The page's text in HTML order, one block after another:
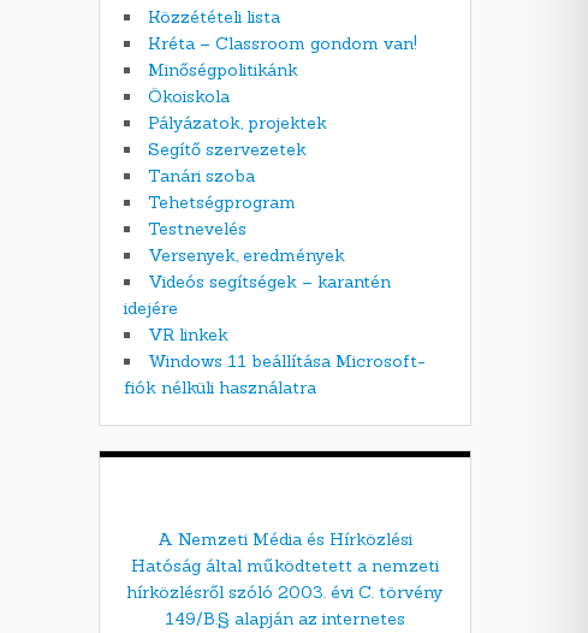
Közzétételi lista
Kréta – Classroom gondom van!
Minőségpolitikánk
Ökoiskola
Pályázatok, projektek
Segítő szervezetek
Tanári szoba
Tehetségprogram
Testnevelés
Versenyek, eredmények
Videós segítségek – karantén
idejére
VR linkek
Windows 11 beállítása Microsoft-
fiók nélküli használatra
A Nemzeti Média és Hírközlési
Hatóság által működtetett a nemzeti
hírközlésről szóló 2003. évi C. törvény
149/B.§ alapján az internetes